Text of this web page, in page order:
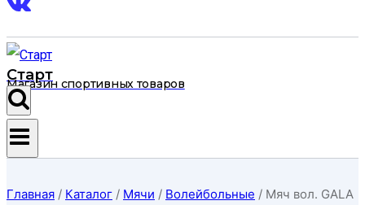
Старт
Магазин спортивных товаров
Главная / Каталог / Мячи / Волейбольные / Мяч вол. GALA